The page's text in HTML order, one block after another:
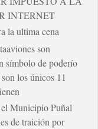
INTERNET
la ultima cena
son
símbolo de poderío
los únicos 11
Municipio Puñal
de traición por